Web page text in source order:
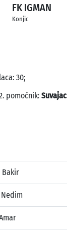
FK IGMAN
Konjic
30;
pomoćnik: Suvajac
Bakir